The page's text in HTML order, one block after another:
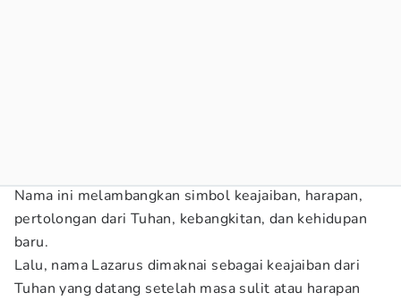
Nama ini melambangkan simbol keajaiban, harapan,
pertolongan dari Tuhan, kebangkitan, dan kehidupan
baru.
Lalu, nama Lazarus dimaknai sebagai keajaiban dari
Tuhan yang datang setelah masa sulit atau harapan